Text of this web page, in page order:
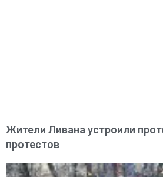
Жители Ливана устроили
протестов